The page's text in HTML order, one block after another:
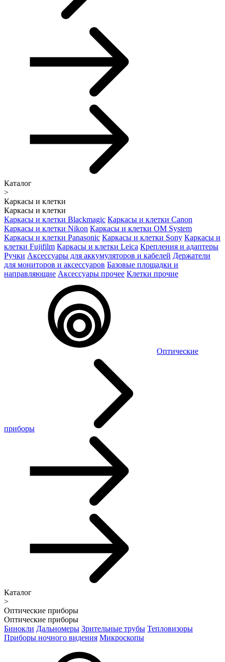
Каталог
>
Каркасы и клетки
Каркасы и клетки
Каркасы и клетки Blackmagic Каркасы и клетки Canon
Каркасы и клетки Nikon Каркасы и клетки OM System
Каркасы и клетки Panasonic Каркасы и клетки Sony Каркасы и
клетки Fujifilm Каркасы и клетки Leica Крепления и адаптеры
Ручки Аксессуары для аккумуляторов и кабелей Держатели
для мониторов и аксессуаров Базовые площадки и
направляющие Аксессуары прочее Клетки прочие
Оптические
приборы
Каталог
>
Оптические приборы
Оптические приборы
Бинокли Дальномеры Зрительные трубы Тепловизоры
Приборы ночного видения Микроскопы